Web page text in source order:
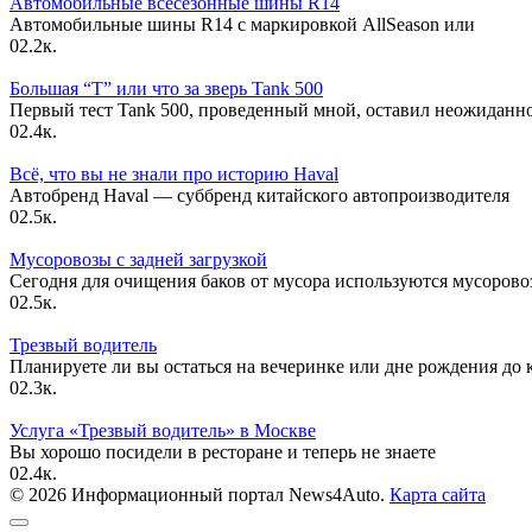
Автомобильные шины R14 с маркировкой AllSeason или
02.2к.
Большая “Т” или что за зверь Tank 500
Первый тест Tank 500, проведенный мной, оставил
02.4к.
Всё, что вы не знали про историю Haval
Автобренд Haval — суббренд китайского автопроизводителя
02.5к.
Мусоровозы с задней загрузкой
Сегодня для очищения баков от мусора используются
02.5к.
Трезвый водитель
Планируете ли вы остаться на вечеринке или дне рождения до
02.3к.
Услуга «Трезвый водитель» в Москве
Вы хорошо посидели в ресторане и теперь не знаете
02.4к.
© 2026 Информационный портал News4Auto. Карта сайта